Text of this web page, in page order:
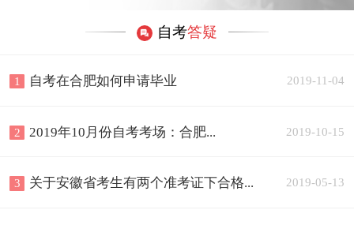
自考答疑
1 自考在合肥如何申请毕业 2019-11-04
2 2019年10月份自考考场：合肥... 2019-10-15
3 关于安徽省考生有两个准考证下合格... 2019-05-13